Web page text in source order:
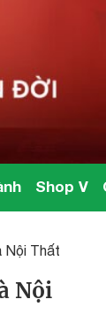
Shop V
Nội Thất
Nội